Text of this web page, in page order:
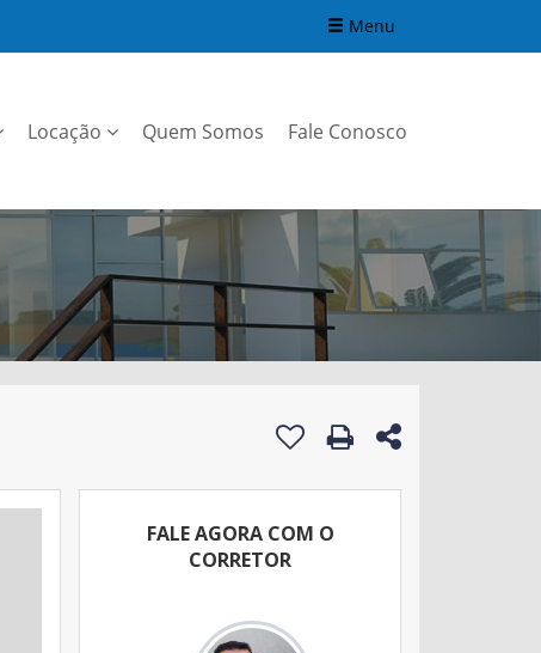
Menu
Locação Quem Somos Fale Conosco
FALE AGORA COM O
CORRETOR